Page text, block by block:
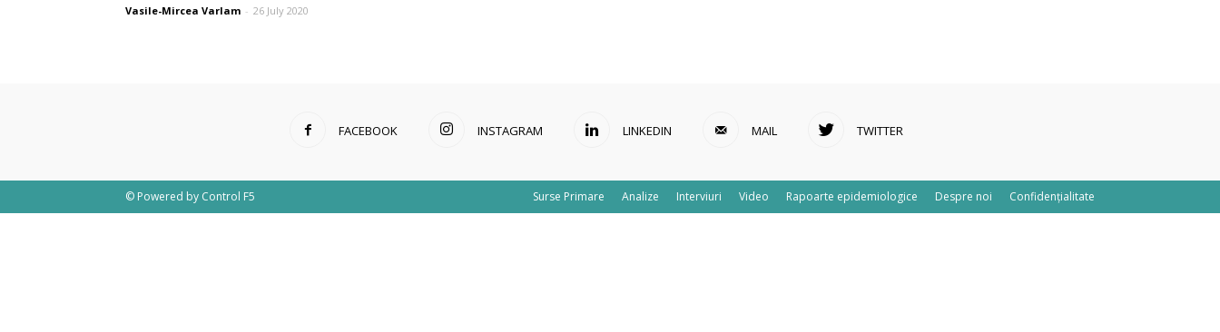
Vasile-Mircea Varlam - 26 July 2020
FACEBOOK INSTAGRAM LINKEDIN MAIL TWITTER
Surse Primare Analize Interviuri Video Rapoarte epidemiologice Despre noi Confidențialitate
© Powered by Control F5